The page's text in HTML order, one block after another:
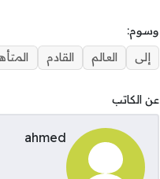
وسوم:
إلى
العالم القادم
عن الكاتب
ahmed